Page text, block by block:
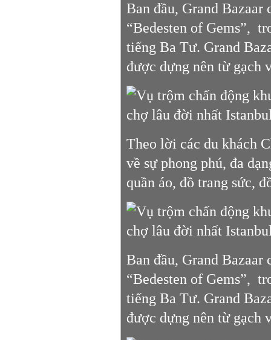
Ban đầu, Grand
“Bedesten of Gems”,
tiếng Ba Tư. Grand
được dựng nên từ gạch
Theo lời các du khách
về sự phong phú, đa
quần áo, đồ trang sức,
Ban đầu, Grand
“Bedesten of Gems”,
tiếng Ba Tư. Grand
được dựng nên từ gạch